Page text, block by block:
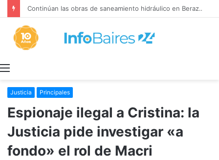
Continúan las obras de saneamiento hidráulico en Berazategui
Justicia Principales
Espionaje ilegal a Cristina: la
Justicia pide investigar «a
fondo» el rol de Macri